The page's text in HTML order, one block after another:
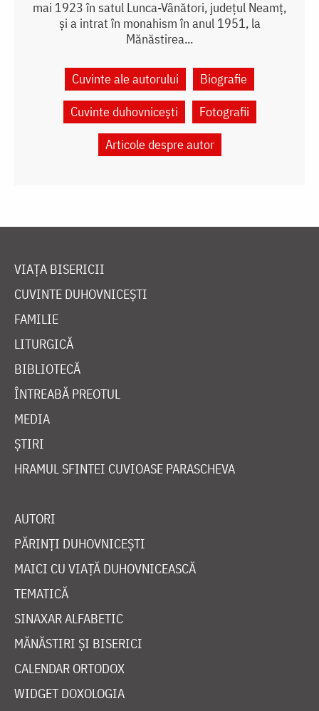
mai 1923 în satul Lunca-Vânători, județul Neamț,
și a intrat în monahism în anul 1951, la
Mănăstirea...
Cuvinte ale autorului
Biografie
Cuvinte duhovnicești
Fotografii
Articole despre autor
VIAȚA BISERICII
CUVINTE DUHOVNICEȘTI
FAMILIE
LITURGICĂ
BIBLIOTECĂ
ÎNTREABĂ PREOTUL
MEDIA
ȘTIRI
HRAMUL SFINTEI CUVIOASE PARASCHEVA
AUTORI
PĂRINȚI DUHOVNICEȘTI
MAICI CU VIAȚĂ DUHOVNICEASCĂ
TEMATICĂ
SINAXAR ALFABETIC
MĂNĂSTIRI ȘI BISERICI
CALENDAR ORTODOX
WIDGET DOXOLOGIA